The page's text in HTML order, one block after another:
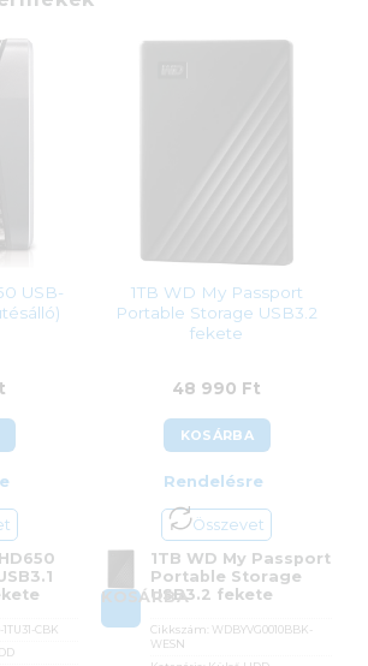
USB-
CBK
1TB WD My Passport
Portable Storage USB3.2
fekete
48 990 Ft
KOSÁRBA
Rendelésre
Összevet
KOSÁRBA
1TB WD My Passport
Portable Storage
USB3.2 fekete
Cikkszám: WDBYVG0010BBK-
WESN